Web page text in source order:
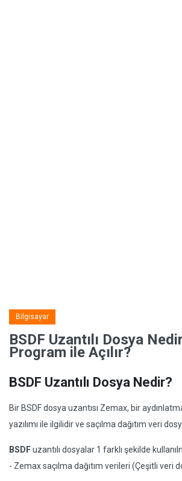
Bilgisayar
BSDF Uzantılı Dosya
Program ile Açılır?
BSDF Uzantılı Dosya Nedir?
Bir BSDF dosya uzantısı Zemax, bir
yazılımı ile ilgilidir ve saçılma dağıtım veri
BSDFuzantılı dosyalar 1 farklı şekilde
- Zemax saçılma dağıtım verileri (Çeşitli veri